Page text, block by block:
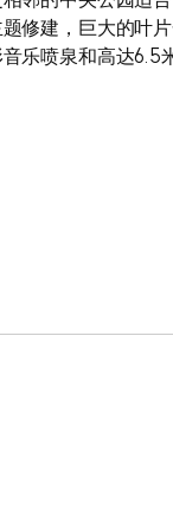
修建，巨大的叶
乐喷泉和高达6.5